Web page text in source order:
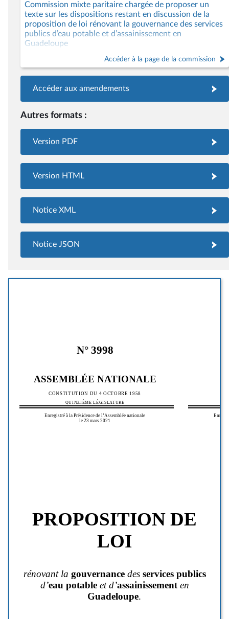
Commission mixte paritaire chargée de proposer un
texte sur les dispositions restant en discussion de la
proposition de loi rénovant la gouvernance des services
publics d’eau potable et d’assainissement en
Guadeloupe
Accéder à la page de la commission
Accéder aux amendements
Autres formats :
Version PDF
Version HTML
Notice XML
Notice JSON